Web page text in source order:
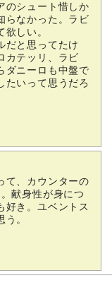
のシュート惜しか
らなかった。ラビ
しい。
だと思ってたけ
カテッリ、ラビ
ダニーロも中盤で
たいって思うだろ
て、カウンターの
献身性が身につ
好き。ユベントス
。